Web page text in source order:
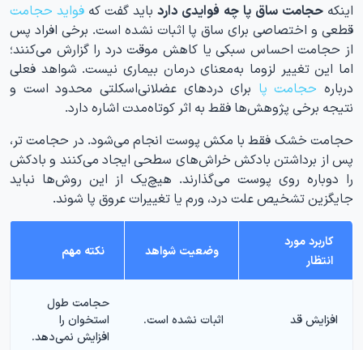
اینکه حجامت ساق پا چه فوایدی دارد باید گفت که فواید حجامت
قطعی و اختصاصی برای ساق پا اثبات نشده است. برخی افراد پس
از حجامت احساس سبکی یا کاهش موقت درد را گزارش می‌کنند؛
اما این تغییر لزوما به‌معنای درمان بیماری نیست. شواهد فعلی
درباره حجامت پا برای دردهای عضلانی‌اسکلتی محدود است و
نتیجه برخی پژوهش‌ها فقط به اثر کوتاه‌مدت اشاره دارد.
حجامت خشک فقط با مکش پوست انجام می‌شود. در حجامت تر،
پس از برداشتن بادکش خراش‌های سطحی ایجاد می‌کنند و بادکش
را دوباره روی پوست می‌گذارند. هیچ‌یک از این روش‌ها نباید
جایگزین تشخیص علت درد، ورم یا تغییرات عروق پا شوند.
کاربرد مورد
انتظار
وضعیت شواهد نکته مهم
افزایش قد اثبات نشده است.
حجامت طول
استخوان را
افزایش نمی‌دهد.